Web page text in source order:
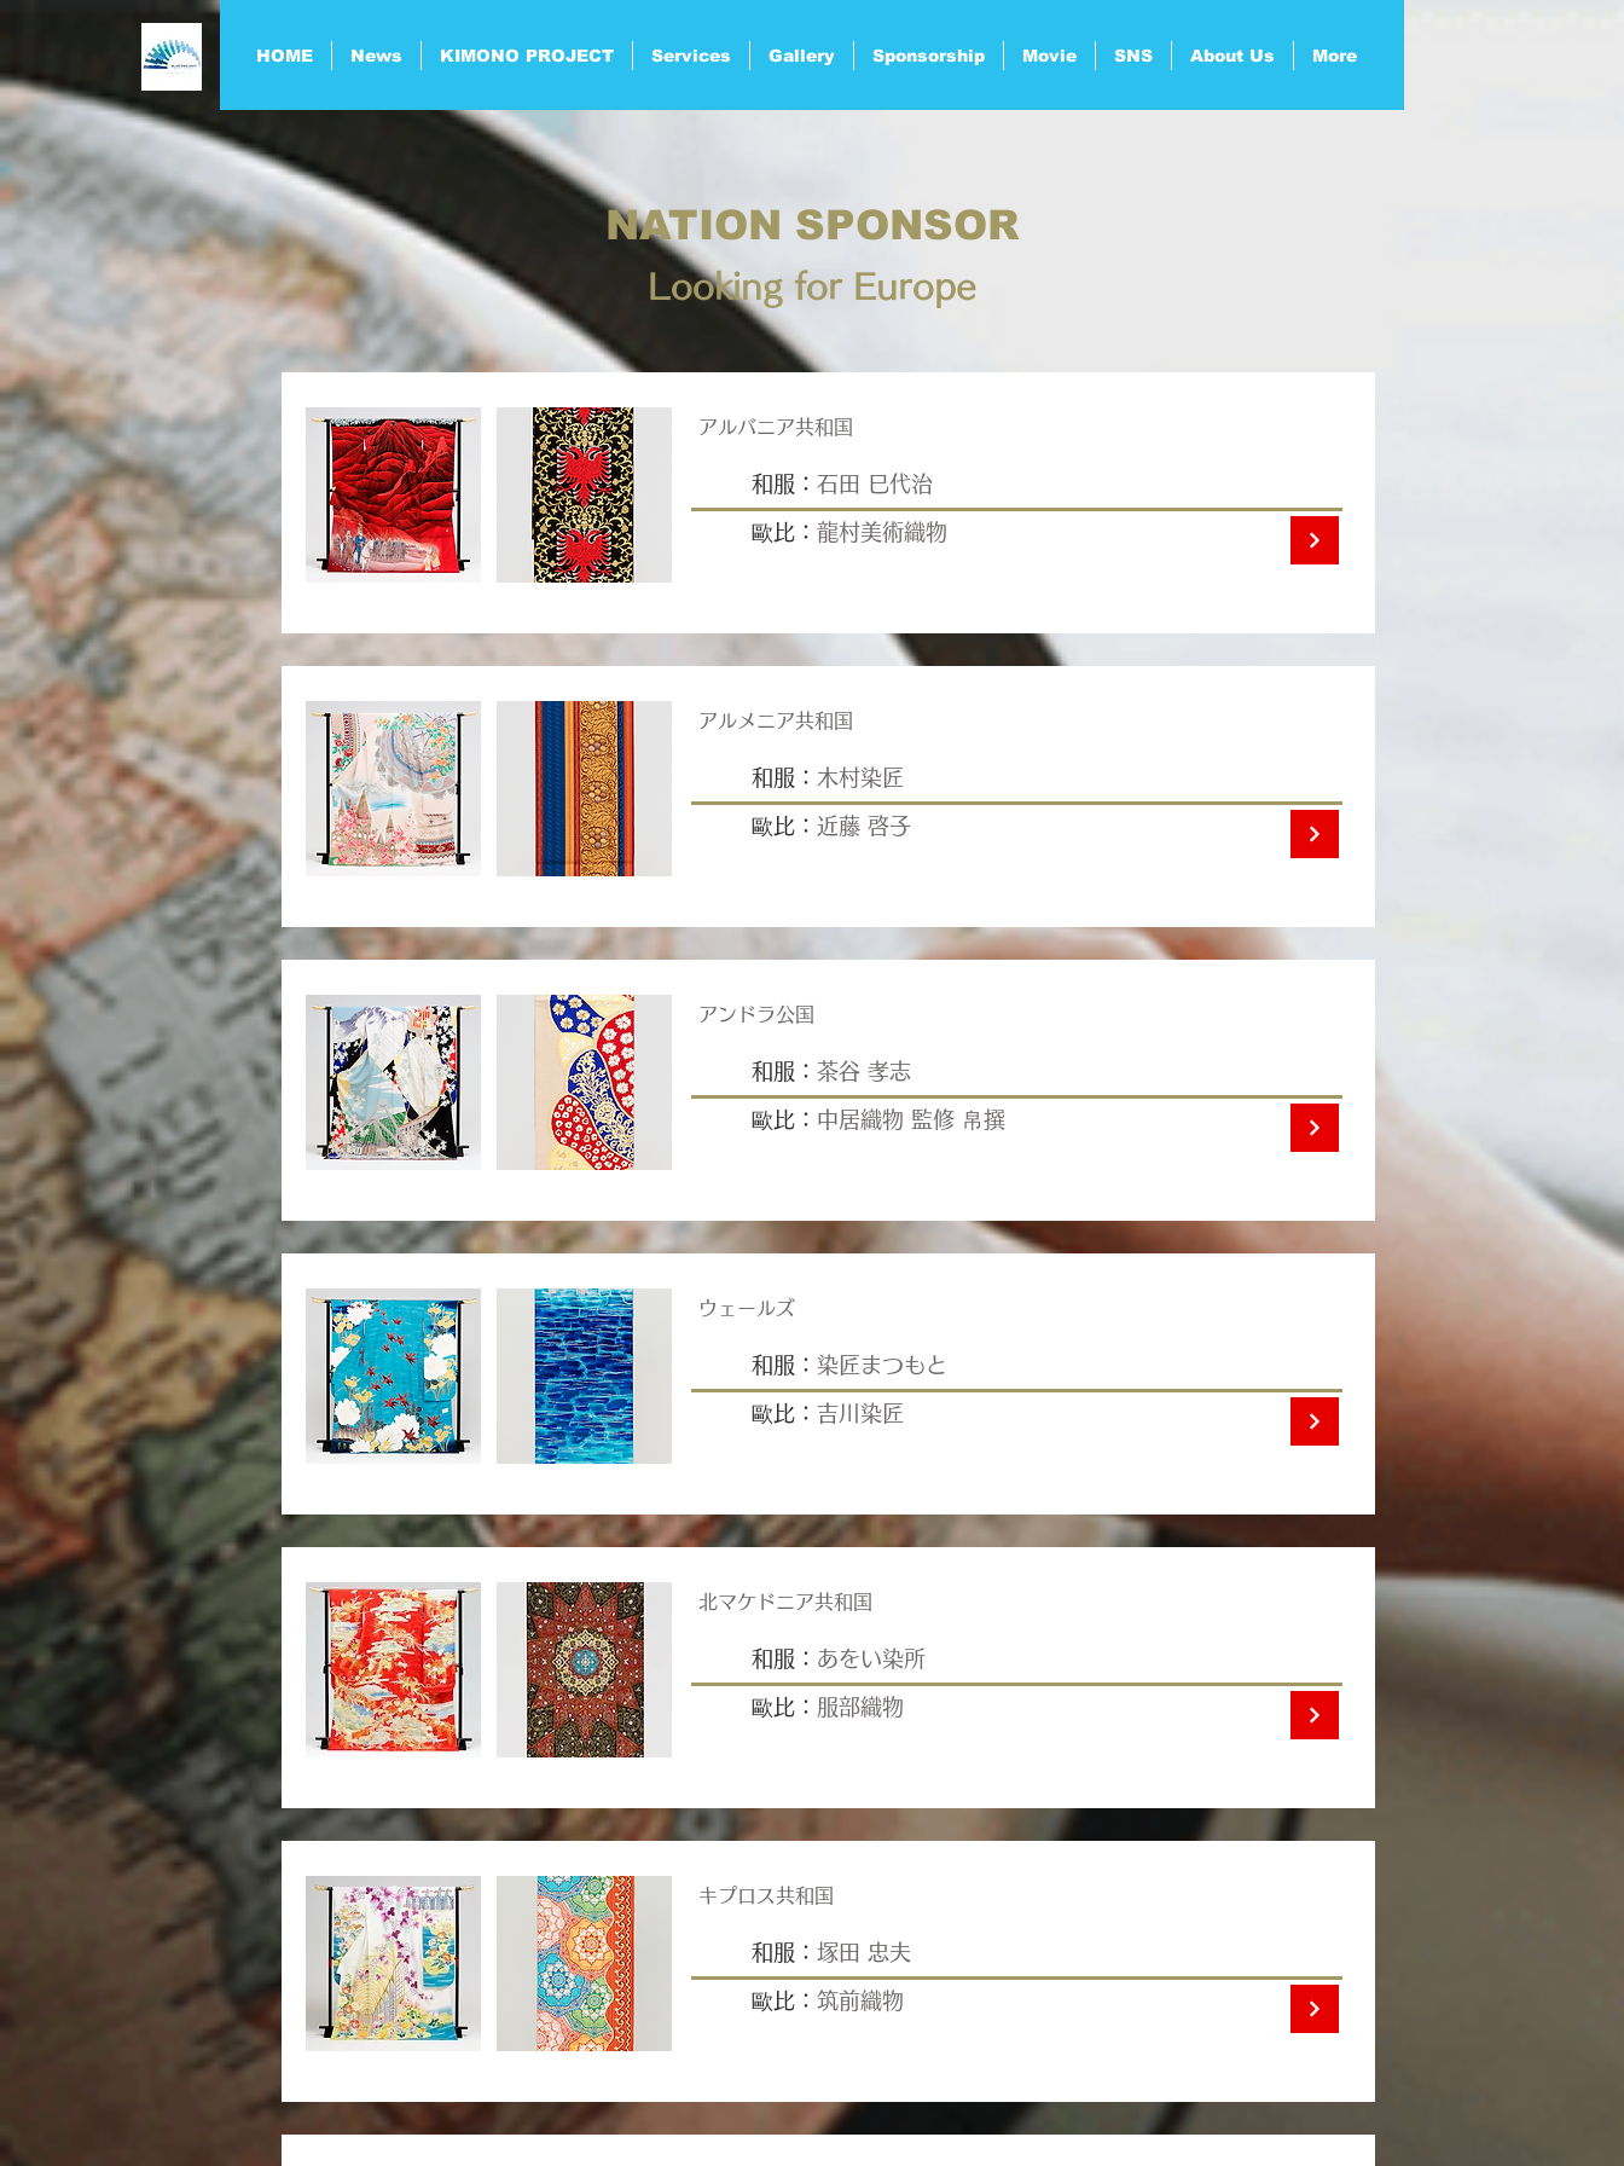
HOME News KIMONO PROJECT Services Gallery Sponsorship Movie SNS About Us More
NATION SPONSOR
Looking for Europe
アルバニア共和国
和服： 石田 巳代治
龍村美術織物
歐比：
アルメニア共和国
和服： 木村染匠
近藤 啓子
歐比：
アンドラ公国
和服： 茶谷 孝志
中居織物 監修 帛撰
歐比：
ウェールズ
和服： 染匠まつもと
吉川染匠
歐比：
北マケドニア共和国
和服： あをい染所
服部織物
歐比：
キプロス共和国
和服： 塚田 忠夫
筑前織物
歐比：